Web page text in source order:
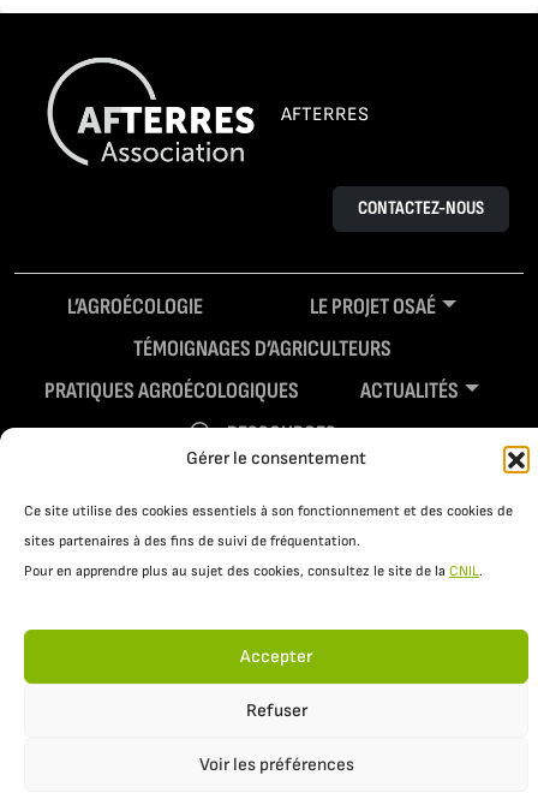
Gérer le consentement
Ce site utilise des cookies essentiels à son fonctionnement et des cookies de
sites partenaires à des fins de suivi de fréquentation.
Pour en apprendre plus au sujet des cookies, consultez le site de la CNIL.
Accepter
Refuser
Voir les préférences
AFTERRES
CONTACTEZ-NOUS
L’AGROÉCOLOGIE
LE PROJET OSAÉ
TÉMOIGNAGES D’AGRICULTEURS
PRATIQUES AGROÉCOLOGIQUES
ACTUALITÉS
RESSOURCES
Mentions légales Politique de confidentialité